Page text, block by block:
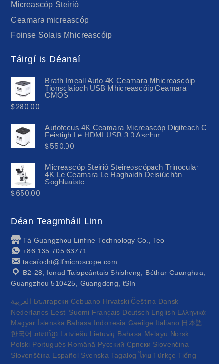
Micreascóp Steirió
Ceamara micreascóp
Foinse Solais Mhicreascóip
Táirgí is Déanaí
Brath Imeall Auto 4K Ceamara Mhicreascóip
Tionsclaíoch USB Mhicreascóip Ceamara
CMOS
$280.00
Autofocus 4K Ceamara Micreascóp Digiteach C
Feistigh Le HDMI USB 3.0 Aschur
$550.00
Micreascóp Steirió Steireoscópach Trinocular
4K Le Ceamara Le Haghaidh Deisiúchán
Soghluaiste
$650.00
Déan Teagmháil Linn
Tá Guangzhou Linfine Technology Co., Teo
+86 135 705 63771
tacaíocht@lfmicroscope.com
B2-28, Ionad Taispeántais Shisheng, Bóthar Guanghua,
Guangzhou 510425, Guangdong, tSín
العربية Български Cebuano Hrvatski Čeština Dansk
Nederlands Eesti Suomi Français Deutsch English Ελληνικά
Magyar Íslenska Bahasa Indonesia Gaeilge Italiano 日本語
한국어 ភាសាខ្មែរ Latviešu Lietuvių Bahasa Melayu Norsk
Polski Português Română Русский Српски Slovenčina
Slovenščina Español Svenska Tagalog ไทย Türkçe Tiếng